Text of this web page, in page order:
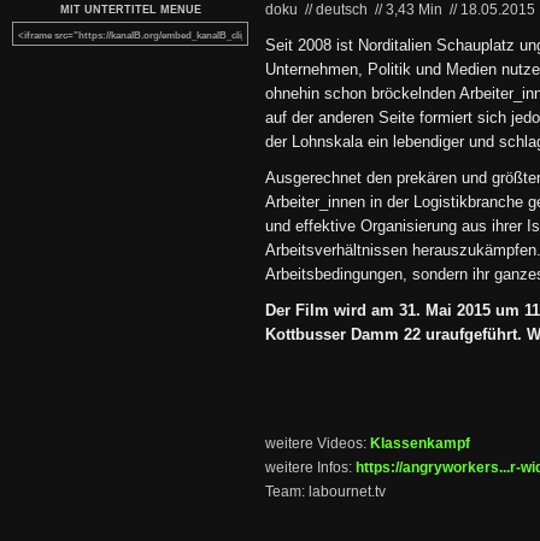
MIT UNTERTITEL MENUE doku // deutsch //3,43 Min // 18.05.2015
Seit 2008 ist Norditalien Schauplatz
Unternehmen, Politik und Medien
ohnehin schon bröckelnden
auf der anderen Seite formiert sich
der Lohnskala ein lebendiger und
Ausgerechnet den prekären und
Arbeiter_innen in der Logistikbranche
und effektive Organisierung aus ihrer
Arbeitsverhältnissen
Arbeitsbedingungen, sondern ihr
Der Film wird am 31. Mai 2015 um
Kottbusser Damm 22 uraufgeführt.
weitere Videos: Klassenkampf
weitere Infos: https://angryworkers...r-
Team: labournet.tv